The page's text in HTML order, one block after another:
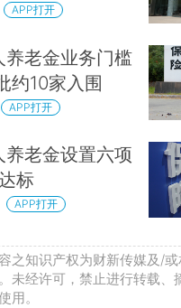
APP打开
养老金业务门槛
约10家入围
APP打开
养老金设置六项
标
APP打开
之知识产权为财新传媒及/或
未经许可，禁止进行转载、
用。